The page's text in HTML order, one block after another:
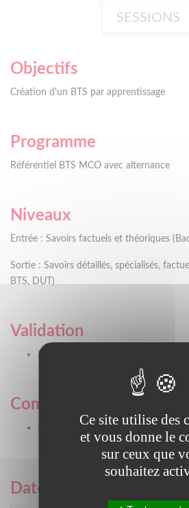
SESSIONS
Objectifs
Création d'un BTS par apprentissage
Programme
Référentiel BTS MCO avec alternance
Niveaux
Entrée : Savoirs factuels et théoriques
Sortie : Savoirs détaillés, spécialisés,
BTS, DUT)
Validation
BTS management commercial
Commentaires validation
Diplôme Éducation Nationale
Dates et lieux de
Ce site utilise des
et vous donne le
sur ceux que
souhaitez